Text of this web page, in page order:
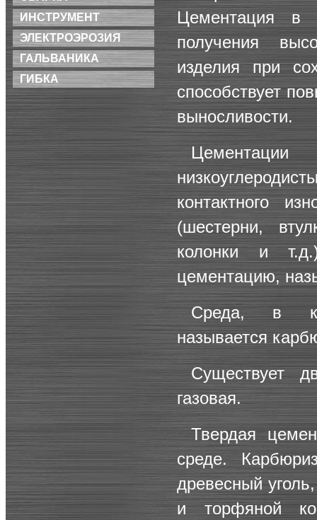
ИНСТРУМЕНТ
ЭЛЕКТРОЭРОЗИЯ
ГАЛЬВАНИКА
ГИБКА
Цементация в
получения
изделия при
способствует
выносливости.
контактного
(шестерни,
колонки и
цементацию,
Среда, в
называется
Существует
газовая.
Твердая
среде.
древесный
и торфяной